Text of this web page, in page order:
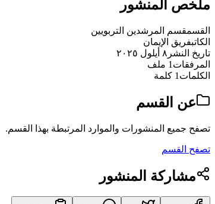
ملخص المنشور
القسمقسم المرشدين التربويين
الكاتبفريق الإيمان
تاريخ النشر ٨ أيلول ٢٠٢٥
المرفقات 1 ملف
الكلمات 1 كلمة
عن القسم
تصفح جميع المنشورات والموارد المرتبطة بهذا القسم.
تصفح القسم
مشاركة المنشور